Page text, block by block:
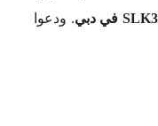
. ودعوا